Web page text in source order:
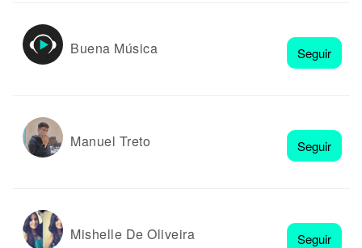
Seguir
Buena Música
Seguir
Manuel Treto
Seguir
Mishelle De Oliveira